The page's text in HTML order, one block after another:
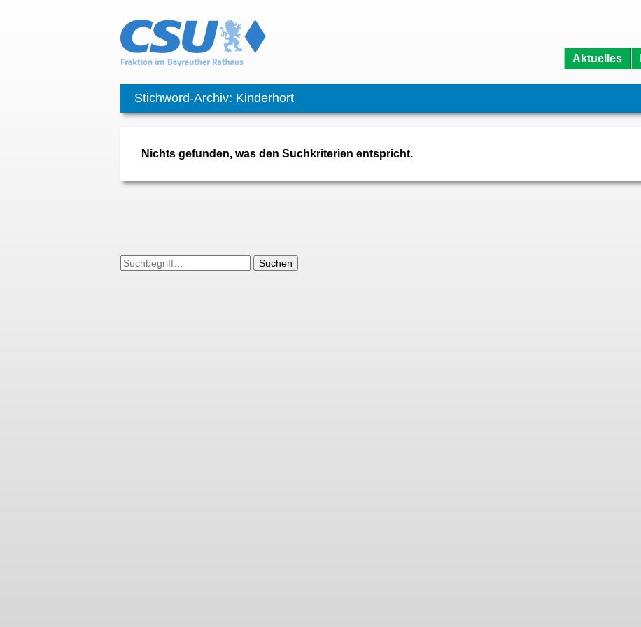
Aktuelles
Stichword-Archiv: Kinderhort
Nichts gefunden, was den Suchkriterien entspricht.
Suchen